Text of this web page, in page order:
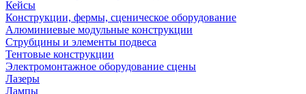
Кейсы
Конструкции, фермы, сценическое оборудование
Алюминиевые модульные конструкции
Струбцины и элементы подвеса
Тентовые конструкции
Электромонтажное оборудование сцены
Лазеры
Лампы